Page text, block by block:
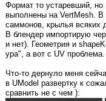
Формат то устаревший,
выполнены на VertMesh. В
саммонов, крылья всяких
В блендер импортирую
и нет). Геометрия и
ура", а вот с UV проблема.
Что-то дернуло меня
в UModel развертку к
сравнить не с чем ):